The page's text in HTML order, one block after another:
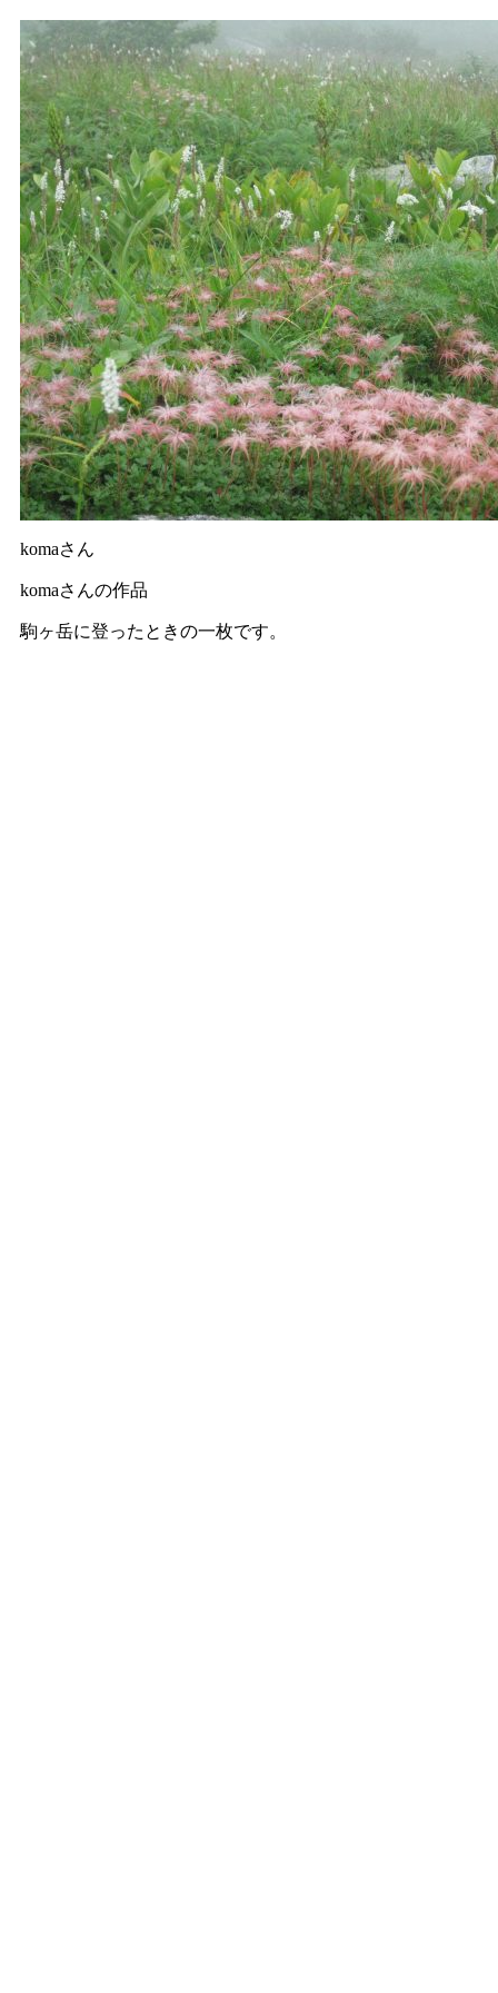
komaさん
komaさんの作品
駒ヶ岳に登ったときの一枚です。